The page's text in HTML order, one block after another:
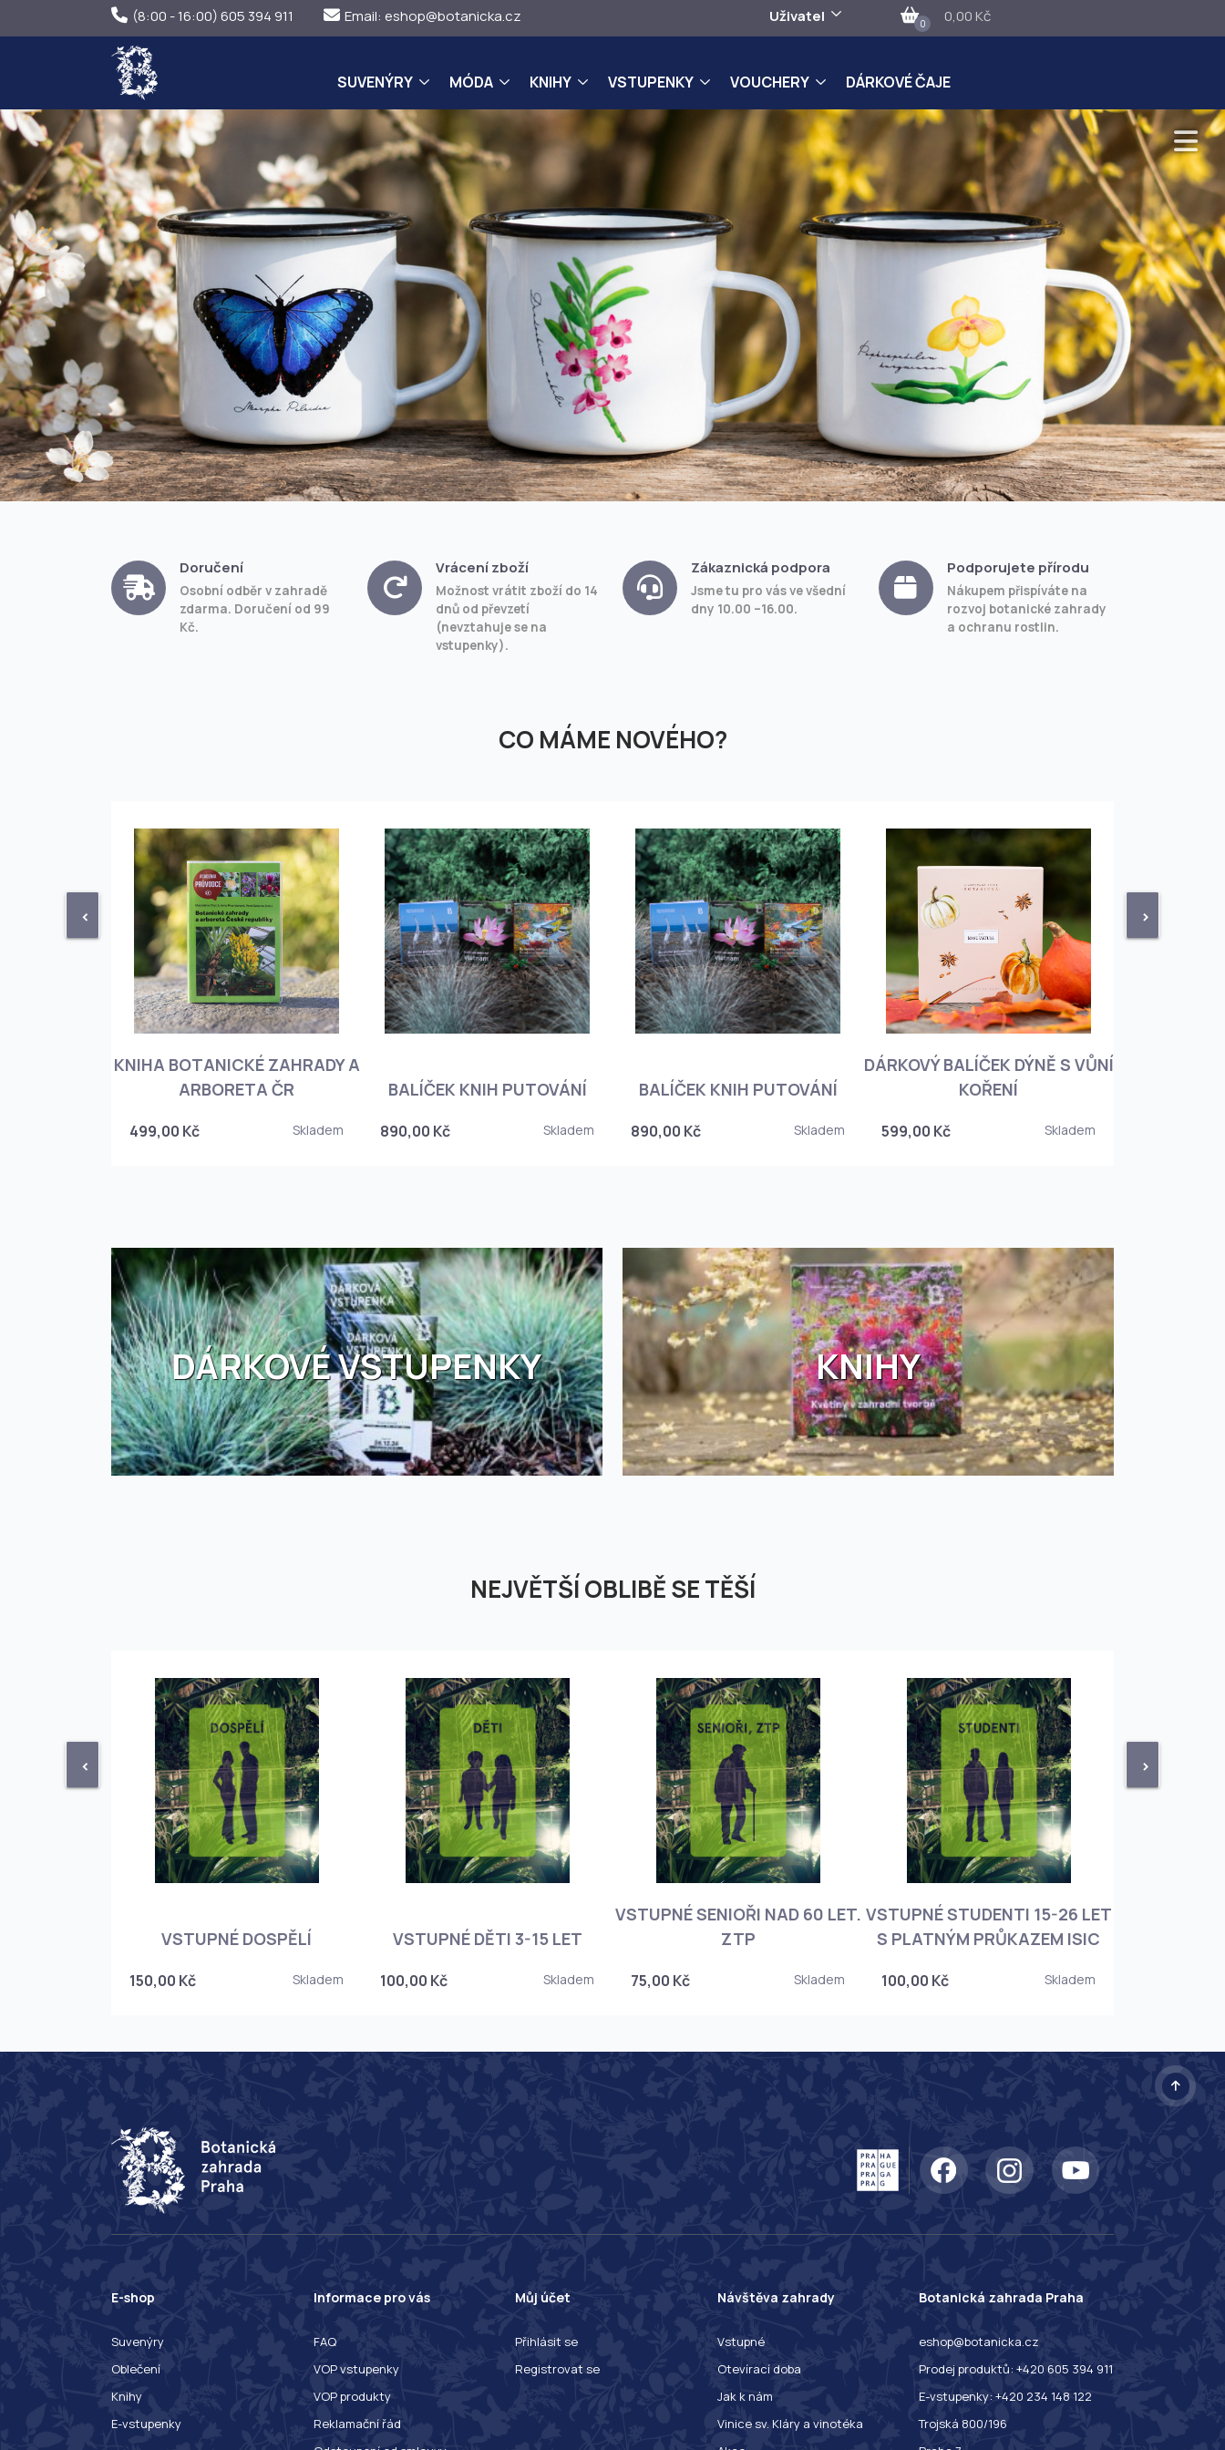
(8:00 - 16:00) 605 394 911 Email: eshop@botanicka.cz Uživatel 0 0,00 Kč
SUVENÝRY MÓDA KNIHY VSTUPENKY VOUCHERY DÁRKOVÉ ČAJE
Doručení
Osobní odběr v zahradě
zdarma. Doručení od 99
Kč.
Vrácení zboží
Možnost vrátit zboží do 14
dnů od převzetí
(nevztahuje se na
vstupenky).
Zákaznická podpora
Jsme tu pro vás ve všední
dny 10.00 –16.00.
Podporujete přírodu
Nákupem přispíváte na
rozvoj botanické zahrady
a ochranu rostlin.
CO MÁME NOVÉHO?
< >
KNIHA BOTANICKÉ ZAHRADY A
ARBORETA ČR
499,00 Kč Skladem
BALÍČEK KNIH PUTOVÁNÍ
890,00 Kč Skladem
BALÍČEK KNIH PUTOVÁNÍ
890,00 Kč Skladem
DÁRKOVÝ BALÍČEK DÝNĚ S VŮNÍ
KOŘENÍ
599,00 Kč Skladem
DÁRKOVÉ VSTUPENKY KNIHY
NEJVĚTŠÍ OBLIBĚ SE TĚŠÍ
< >
VSTUPNÉ DOSPĚLÍ
150,00 Kč Skladem
VSTUPNÉ DĚTI 3-15 LET
100,00 Kč Skladem
VSTUPNÉ SENIOŘI NAD 60 LET.
ZTP
75,00 Kč Skladem
VSTUPNÉ STUDENTI 15-26 LET
S PLATNÝM PRŮKAZEM ISIC
100,00 Kč Skladem
E-shop
Suvenýry
Oblečení
Knihy
E-vstupenky
Informace pro vás
FAQ
VOP vstupenky
VOP produkty
Reklamační řád
Můj účet
Přihlásit se
Registrovat se
Návštěva zahrady
Vstupné
Otevírací doba
Jak k nám
Vinice sv. Kláry a vinotéka
Botanická zahrada Praha
eshop@botanicka.cz
Prodej produktů: +420 605 394 911
E-vstupenky: +420 234 148 122
Trojská 800/196